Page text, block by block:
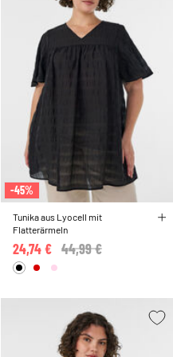
-45%
Tunika aus Lyocell mit
Flatterärmeln
Price reduced from
44,99 €
24,74 €